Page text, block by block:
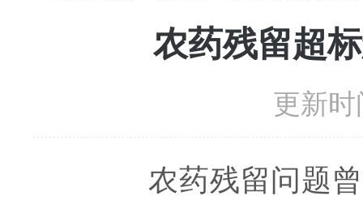
农药残留超
更新
农药残留问题曾经